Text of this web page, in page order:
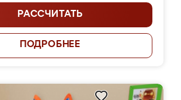
РАССЧИТАТЬ
ПОДРОБНЕЕ